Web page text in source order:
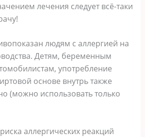
лечения следует всё-таки
людям с аллергией на
Детям, беременным
употребление
основе внутрь также
(можно использовать только
аллергических реакций